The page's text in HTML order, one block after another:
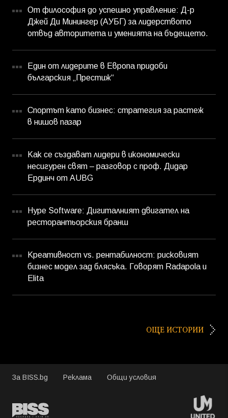
От философия до успешно управление: Д-р
Джей Ди Минингер (АУБГ) за лидерството
отвъд авторитета и уменията на бъдещето.
Един от лидерите в Европа придоби
българския „Престиж“
Спортът като бизнес: стратегия за растеж
в нишов пазар
Как се създават лидери в икономически
несигурен свят – разговор с проф. Дидар
Ердинч от AUBG
Hype Software: Дигиталният двигател на
ресторантьорския бранш
Креативност vs. рентабилност: рисковият
бизнес модел зад блясъка. Говорят Radapola и
Elita
ОЩЕ ИСТОРИИ
За BISS.bg Реклама Общи условия